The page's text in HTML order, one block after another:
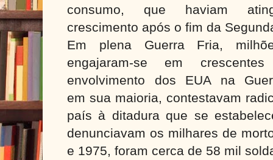
consumo, que haviam
crescimento após o fim da
Em plena Guerra Fria,
engajaram-se em
envolvimento dos EUA na
em sua maioria, contestavam
país à ditadura que se
denunciavam os milhares de
e 1975, foram cerca de 58 mil